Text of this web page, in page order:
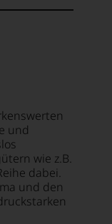
und
wie z.B.
dabei.
und den